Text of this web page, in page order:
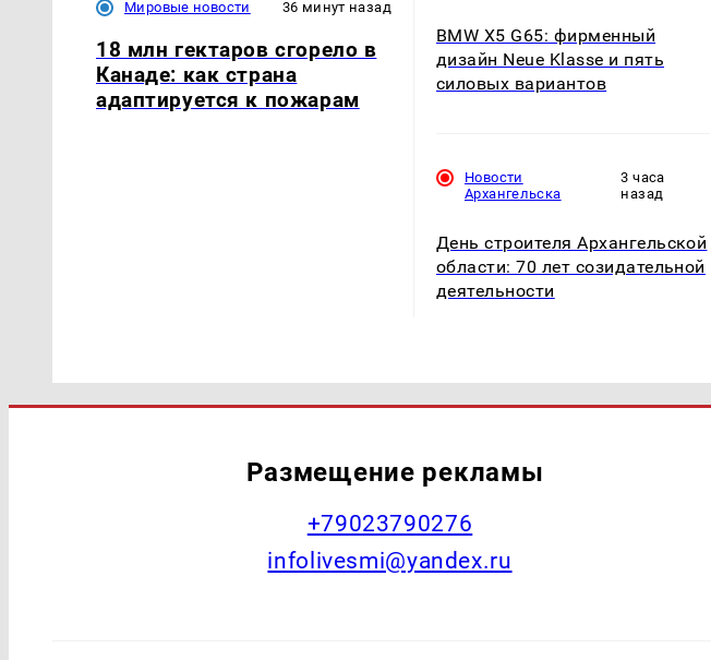
Мировые новости 36 минут назад
18 млн гектаров сгорело в
Канаде: как страна
адаптируется к пожарам
BMW X5 G65: фирменный
дизайн Neue Klasse и пять
силовых вариантов
Новости
Архангельска
3 часа
назад
День строителя Архангельской
области: 70 лет созидательной
деятельности
Размещение рекламы
+79023790276
infolivesmi@yandex.ru